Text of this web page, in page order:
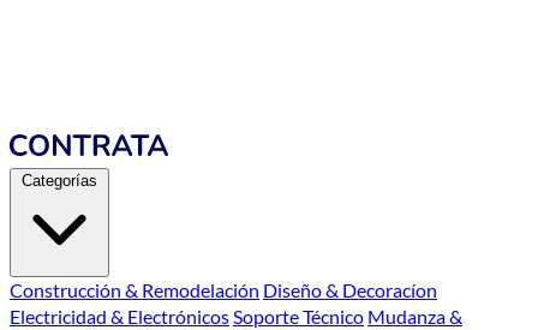
Categorías
Construcción & Remodelación Diseño & Decoracíon
Electricidad & ElectrónicosSoporte Técnico Mudanza &